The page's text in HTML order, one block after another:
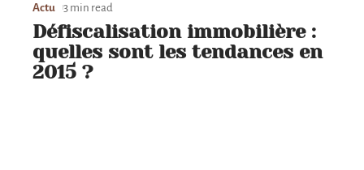
Actu 3 min read
Défiscalisation immobilière :
quelles sont les tendances en
2015 ?